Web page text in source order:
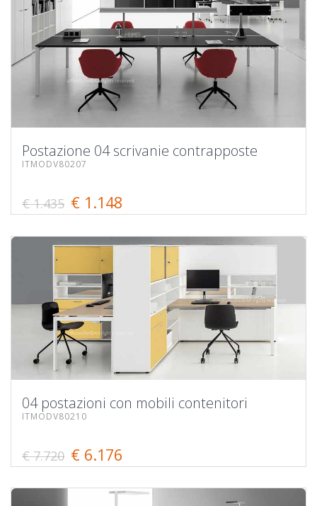
Postazione 04 scrivanie contrapposte
ITMODV80207
€ 1.435 € 1.148
04 postazioni con mobili contenitori
ITMODV80210
€ 7.720 € 6.176